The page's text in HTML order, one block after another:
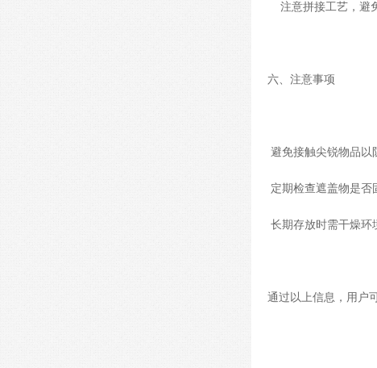
注意拼接工艺，避
六、注意事项
避免接触尖锐物品以
定期检查遮盖物是否
长期存放时需干燥环
通过以上信息，用户